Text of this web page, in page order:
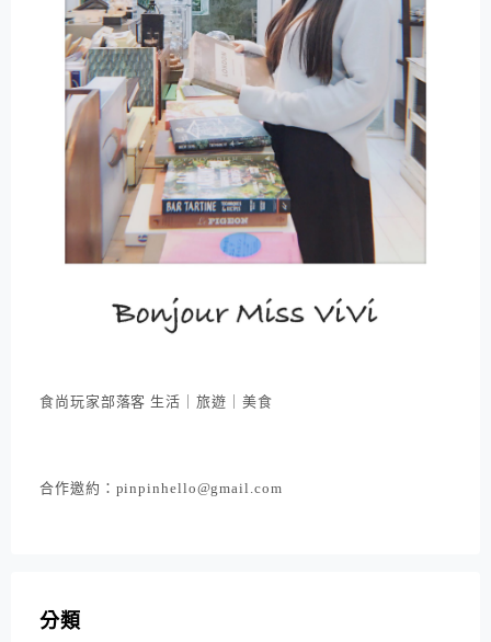
食尚玩家部落客 生活｜旅遊｜美食
合作邀約：pinpinhello@gmail.com
分類